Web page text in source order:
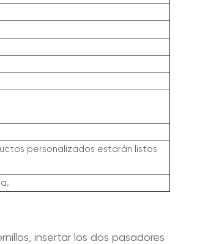
personalizados estarán listos
insertar los dos pasadores